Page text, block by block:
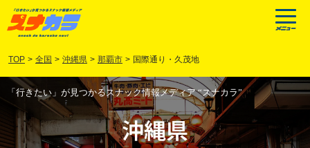
TOP > 全国 > 沖縄県 > 那覇市 > 国際通り・久茂地
「行きたい」が見つかるスナック情報メディア “スナカラ”
沖縄県